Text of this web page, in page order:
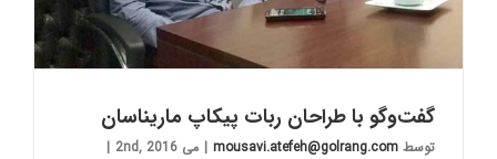
گفت‌وگو با طراحان ربات پیکاپ ماریناسان
توسط mousavi.atefeh@golrang.com
| می 2nd, 2016
|